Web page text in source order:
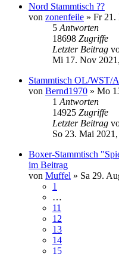
Nord Stammtisch ??
von zonenfeile » Fr 21.
5 Antworten
18698 Zugriffe
Letzter Beitrag
Mi 17. Nov
Stammtisch OL/WST/
von Bernd1970 » Mo
1 Antworten
14925 Zugriffe
Letzter Beitrag
So 23. Mai
Boxer-Stammtisch
im Beitrag
von Muffel » Sa 29.
1
…
11
12
13
14
15